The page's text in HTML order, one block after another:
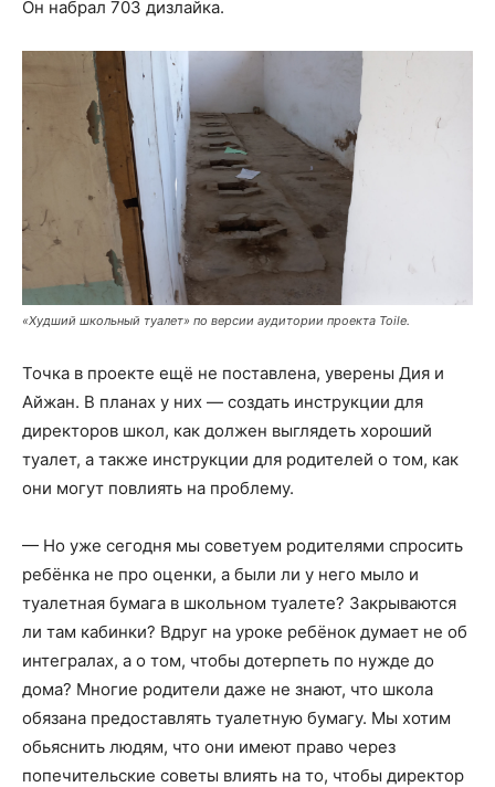
Он набрал 703 дизлайка.
«Худший школьный туалет» по версии аудитории проекта Toile.
Точка в проекте ещё не поставлена, уверены Дия и
Айжан. В планах у них — создать инструкции для
директоров школ, как должен выглядеть хороший
туалет, а также инструкции для родителей о том, как
они могут повлиять на проблему.
— Но уже сегодня мы советуем родителями спросить
ребёнка не про оценки, а были ли у него мыло и
туалетная бумага в школьном туалете? Закрываются
ли там кабинки? Вдруг на уроке ребёнок думает не об
интегралах, а о том, чтобы дотерпеть по нужде до
дома? Многие родители даже не знают, что школа
обязана предоставлять туалетную бумагу. Мы хотим
обьяснить людям, что они имеют право через
попечительские советы влиять на то, чтобы директор